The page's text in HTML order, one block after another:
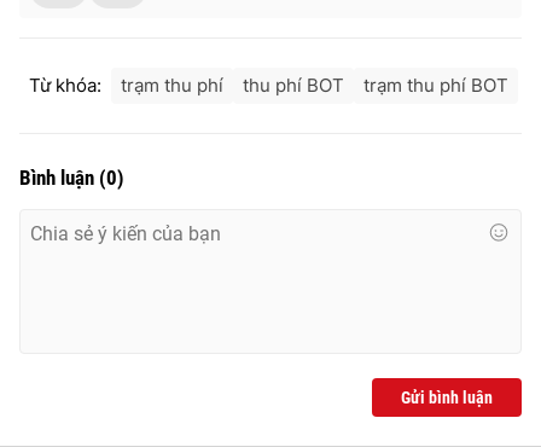
Từ khóa: trạm thu phí thu phí BOT trạm thu phí BOT
Bình luận (0)
Gửi bình luận